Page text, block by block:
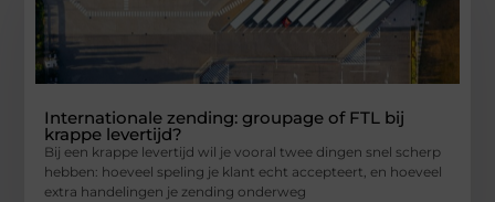
Internationale zending: groupage of FTL bij
krappe levertijd?
Bij een krappe levertijd wil je vooral twee dingen snel scherp
hebben: hoeveel speling je klant echt accepteert, en hoeveel
extra handelingen je zending onderweg